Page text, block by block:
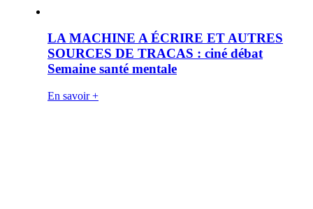
LA MACHINE A ÉCRIRE ET AUTRES
SOURCES DE TRACAS : ciné débat
Semaine santé mentale
En savoir +